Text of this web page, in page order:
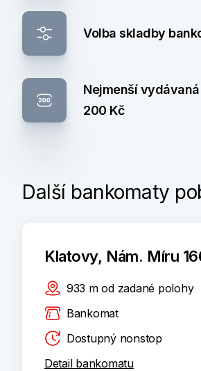
Volba skladby
Nejmenší
200 Kč
Další bankomaty
Klatovy, Nám. Míru
933 m od zadané polohy
Bankomat
Dostupný nonstop
Detail bankomatu